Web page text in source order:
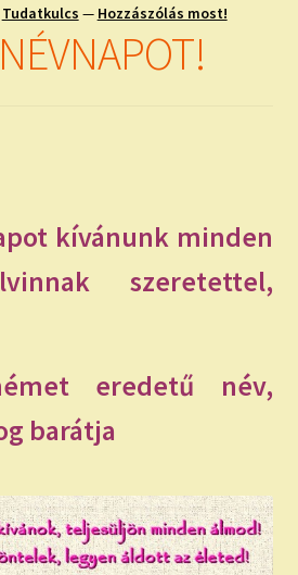
Tudatkulcs — Hozzászólás most!
kívánunk minden
szeretettel,
eredetű név,
barátja